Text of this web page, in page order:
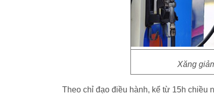
Xăng
Theo chỉ đạo điều hành, kể từ 15h chiều